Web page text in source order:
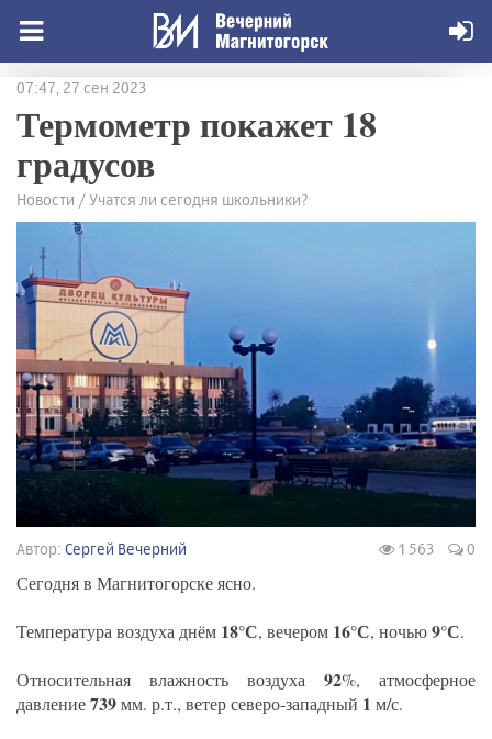
07:47, 27 сен 2023
Термометр покажет 18
градусов
Новости / Учатся ли сегодня школьники?
Автор: Сергей Вечерний 1 563 0
Сегодня в Магнитогорске ясно.
Температура воздуха днём 18°С, вечером 16°С, ночью9°С.
Относительная влажность воздуха 92%, атмосферное
давление739мм. р.т., ветер северо-западный 1 м/с.